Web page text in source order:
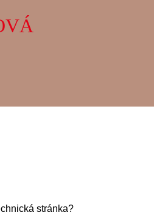
stránka?